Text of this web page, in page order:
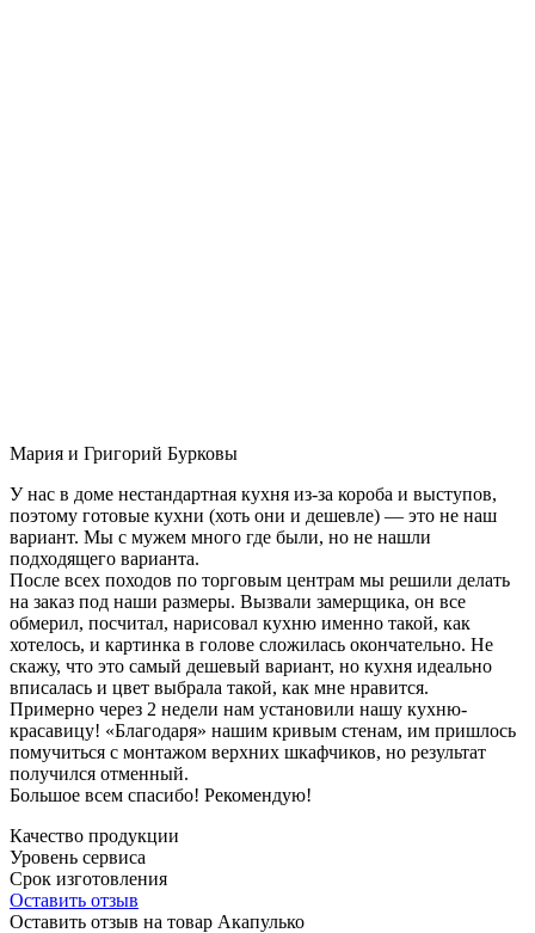
Мария и Григорий Бурковы
У нас в доме нестандартная кухня из-за короба и выступов,
поэтому готовые кухни (хоть они и дешевле) — это не наш
вариант. Мы с мужем много где были, но не нашли
подходящего варианта.
После всех походов по торговым центрам мы решили делать
на заказ под наши размеры. Вызвали замерщика, он все
обмерил, посчитал, нарисовал кухню именно такой, как
хотелось, и картинка в голове сложилась окончательно. Не
скажу, что это самый дешевый вариант, но кухня идеально
вписалась и цвет выбрала такой, как мне нравится.
Примерно через 2 недели нам установили нашу кухню-
красавицу! «Благодаря» нашим кривым стенам, им пришлось
помучиться с монтажом верхних шкафчиков, но результат
получился отменный.
Большое всем спасибо! Рекомендую!
Качество продукции
Уровень сервиса
Срок изготовления
Оставить отзыв
Оставить отзыв на товар Акапулько